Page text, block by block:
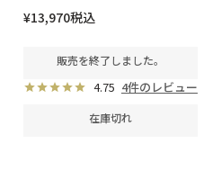
¥13,970税込
販売を終了しました。
4.75 4件のレビュー
在庫切れ